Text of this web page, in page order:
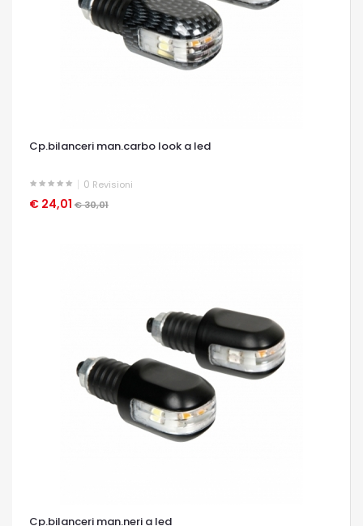
Cp.bilanceri man.carbo look a led
0 Revisioni
€ 24,01 € 30,01
OCCHIATA VELOCE
Cp.bilanceri man.neri a led